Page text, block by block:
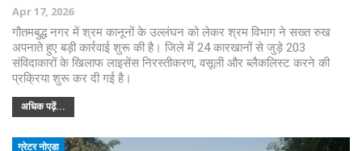
Apr 17, 2026
गौतमबुद्ध नगर में श्रम कानूनों के उल्लंघन को लेकर श्रम विभाग ने सख्त रुख
अपनाते हुए बड़ी कार्रवाई शुरू की है। जिले में 24 कारखानों से जुड़े 203
संविदाकारों के खिलाफ लाइसेंस निरस्तीकरण, वसूली और ब्लैकलिस्ट करने की
प्रक्रिया शुरू कर दी गई है।
अधिक पढ़ें...
ग्रेटर नोएडा